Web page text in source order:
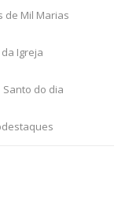
de Mil Marias
Igreja
Santo do dia